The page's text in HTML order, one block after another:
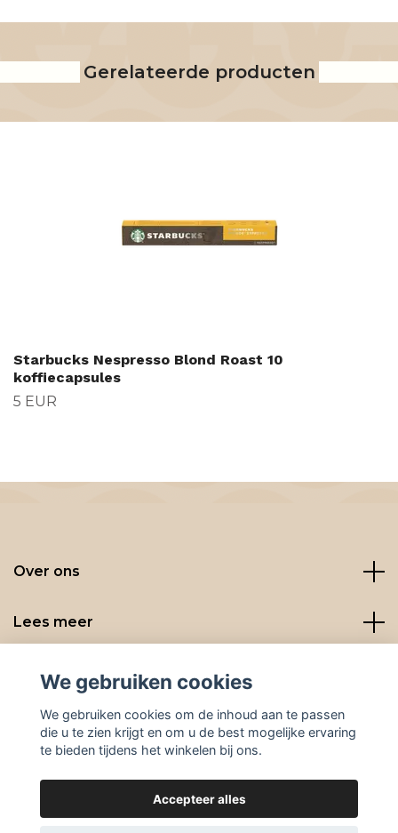
Gerelateerde producten
Starbucks Nespresso Blond Roast 10
koffiecapsules
5 EUR
Over ons
Lees meer
Social media
We gebruiken cookies
We gebruiken cookies om de inhoud aan te passen
die u te zien krijgt en om u de best mogelijke ervaring
te bieden tijdens het winkelen bij ons.
Accepteer alles